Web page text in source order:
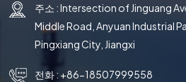
주소 : Intersection of Jinguang
Middle Road, Anyuan Industrial
Pingxiang City, Jiangxi
전화 : +86-18507999558